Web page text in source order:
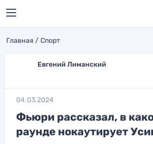
Главная Спорт
Евгений Лиманский
04.03.2024
Фьюри рассказал, в
раунде нокаутирует